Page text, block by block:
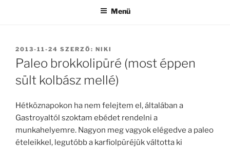
Menü
BEKÜLDVE:
2013-11-24 SZERZŐ: NIKI
Paleo brokkolipüré (most éppen
sült kolbász mellé)
Hétköznapokon ha nem felejtem el, általában a
Gastroyaltól szoktam ebédet rendelni a
munkahelyemre. Nagyon meg vagyok elégedve a paleo
ételeikkel, legutóbb a karfiolpüréjük váltotta ki